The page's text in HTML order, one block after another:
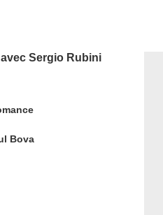
Sergio Rubini
Bova